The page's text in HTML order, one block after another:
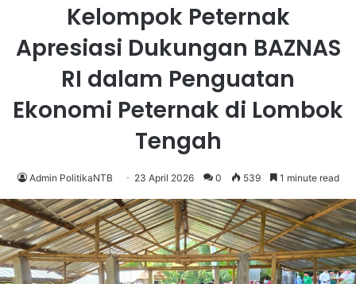
Kelompok Peternak
Apresiasi Dukungan BAZNAS
RI dalam Penguatan
Ekonomi Peternak di Lombok
Tengah
Admin PolitikaNTB 23 April 2026 0 539 1 minute read